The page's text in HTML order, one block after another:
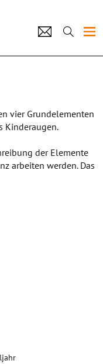
vier Grundelementen
Kinderaugen.
der Elemente
arbeiten werden. Das
zu machen?
der
auf die Eigen-
Kritikfähigkeit, was
Situationen und